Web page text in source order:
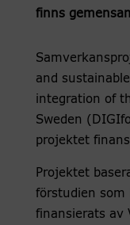
finns
and
integration of
Sweden
projektet
Projektet
förstudien som
finansierats av